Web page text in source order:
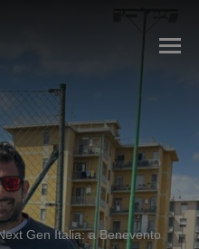
Gen Italia: a Benevento